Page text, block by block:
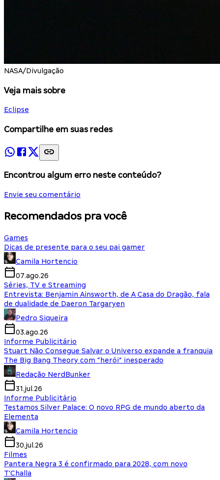
NASA/Divulgação
Veja mais sobre
Eclipse
Compartilhe em suas redes
Encontrou algum erro neste conteúdo?
Envie seu comentário
Recomendados pra você
Games
Dicas de presente para o seu pai gamer
Camila Hortencio
07.ago.26
Séries, TV e Streaming
Entrevista: Benjamin Ainsworth, de A Casa do Dragão, fala
de dualidade de Daeron Targaryen
Pedro Siqueira
03.ago.26
Informe Publicitário
Stuart Não Consegue Salvar o Universo expande a franquia
The Big Bang Theory com “herói” inesperado
Redação NerdBunker
31.jul.26
Informe Publicitário
Testamos Silver Palace: O novo RPG de mundo aberto da
Elementa
Camila Hortencio
30.jul.26
Filmes
Pantera Negra 3 é confirmado para 2028, com novo
T'Challa